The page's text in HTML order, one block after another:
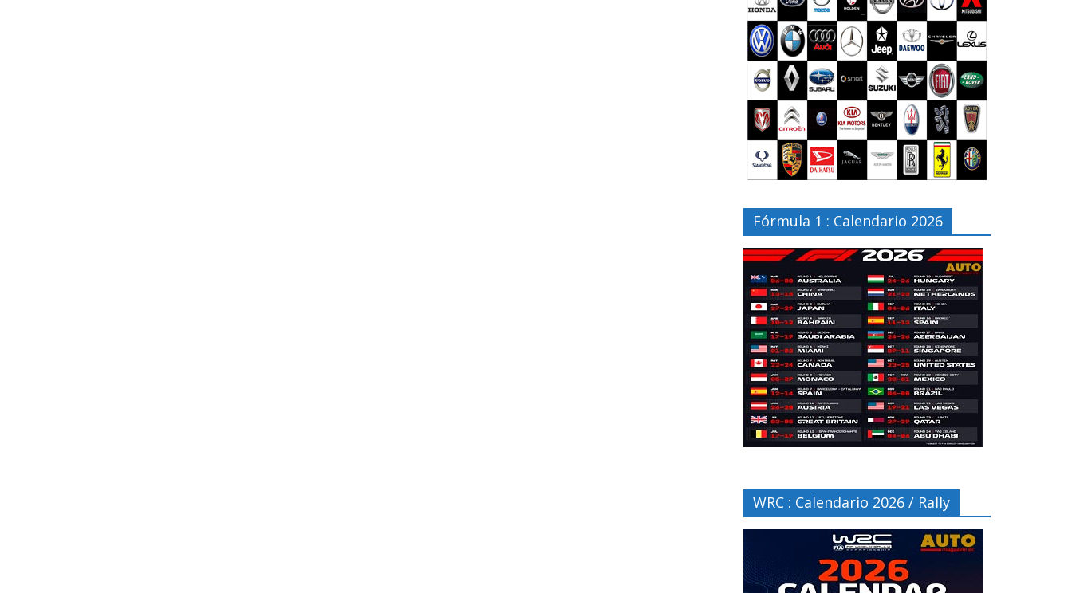
Fórmula 1 : Calendario 2026
WRC : Calendario 2026 / Rally